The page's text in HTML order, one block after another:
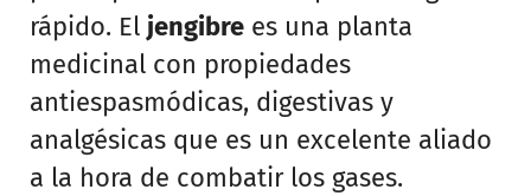
rápido. El jengibre es una planta
medicinal con propiedades
antiespasmódicas, digestivas y
analgésicas que es un excelente aliado
a la hora de combatir los gases.